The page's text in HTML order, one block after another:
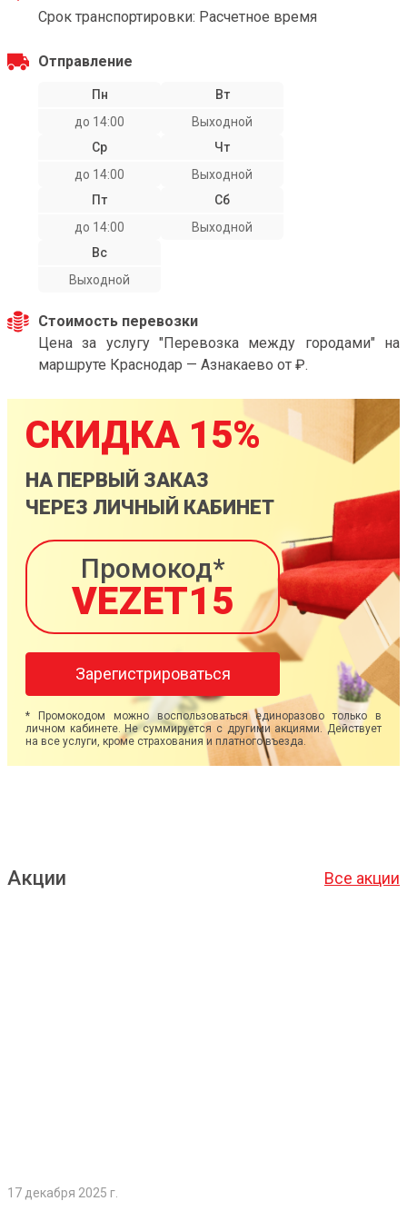
Срок транспортировки: Расчетное время
Отправление
Пн
до 14:00
Вт
Выходной
Ср
до 14:00
Чт
Выходной
Пт
до 14:00
Сб
Выходной
Вс
Выходной
Стоимость перевозки
Цена за услугу "Перевозка между городами" на
маршруте Краснодар — Азнакаево от ₽.
СКИДКА 15%
НА ПЕРВЫЙ ЗАКАЗ
ЧЕРЕЗ ЛИЧНЫЙ КАБИНЕТ
Промокод*
VEZET15
Зарегистрироваться
* Промокодом можно воспользоваться единоразово только в
личном кабинете. Не суммируется с другими акциями. Действует
на все услуги, кроме страхования и платного въезда.
Акции Все акции
17 декабря 2025 г.